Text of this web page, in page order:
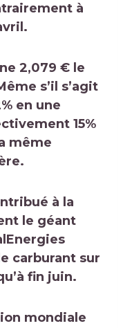
à
2,079 € le
s’il s’agit
en une
15%
même
à la
le géant
carburant sur
fin juin.
mondiale